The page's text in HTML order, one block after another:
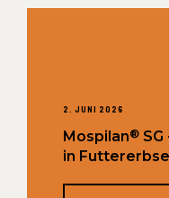
2. JUNI 2026
Mospilan®
in